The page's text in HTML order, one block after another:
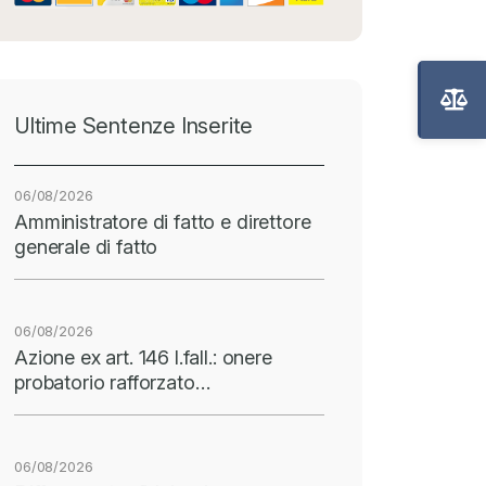
Ultime Sentenze Inserite
06/08/2026
Amministratore di fatto e direttore
generale di fatto
06/08/2026
Azione ex art. 146 l.fall.: onere
probatorio rafforzato…
06/08/2026